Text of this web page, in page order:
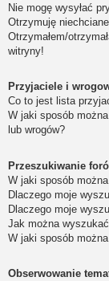
Nie mogę wysyłać
Otrzymuję
Otrzymałem/
witryny!
Przyjaciele i
Co to jest lista
W jaki sposób
lub wrogów?
Przeszukiwanie
W jaki sposób
Dlaczego moje
Dlaczego moje
Jak można
W jaki sposób
Obserwowanie